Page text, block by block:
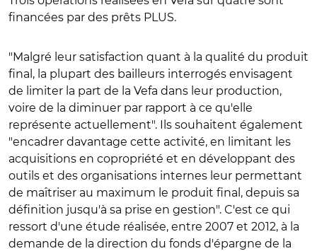
financées par des prêts PLUS.
"Malgré leur satisfaction quant à la qualité du produit
final, la plupart des bailleurs interrogés envisagent
de limiter la part de la Vefa dans leur production,
voire de la diminuer par rapport à ce qu'elle
représente actuellement". Ils souhaitent également
"encadrer davantage cette activité, en limitant les
acquisitions en copropriété et en développant des
outils et des organisations internes leur permettant
de maîtriser au maximum le produit final, depuis sa
définition jusqu'à sa prise en gestion". C'est ce qui
ressort d'une étude réalisée, entre 2007 et 2012, à la
demande de la direction du fonds d'épargne de la